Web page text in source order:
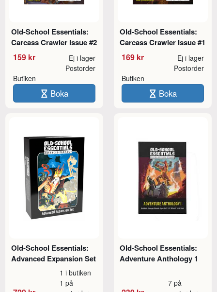
Old-School Essentials:
Carcass Crawler Issue #2
159 kr Ej i lager
Butiken
Postorder
Boka
Old-School Essentials:
Carcass Crawler Issue #1
169 kr Ej i lager
Butiken
Postorder
Boka
Old-School Essentials:
Advanced Expansion Set
1 i butiken
1 på
Old-School Essentials:
Adventure Anthology 1
7 på